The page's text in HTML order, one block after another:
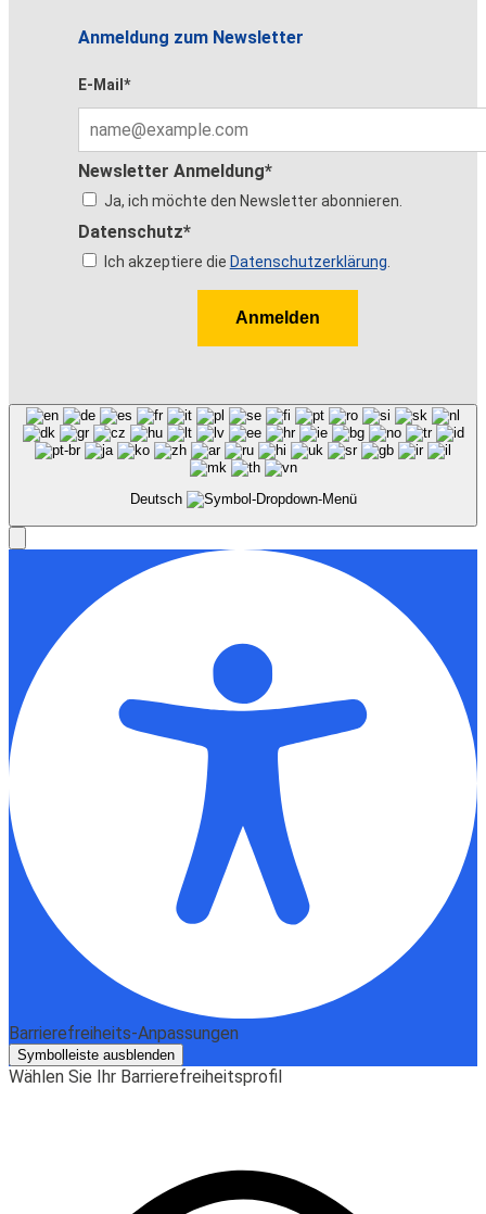
Anmeldung zum Newsletter
E-Mail*
Newsletter Anmeldung*
Ja, ich möchte den Newsletter abonnieren.
Datenschutz*
Ich akzeptiere die Datenschutzerklärung.
Anmelden
Deutsch
Barrierefreiheits-Anpassungen
Symbolleiste ausblenden
Wählen Sie Ihr Barrierefreiheitsprofil